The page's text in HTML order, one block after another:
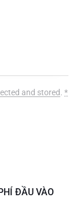
and stored.*
ĐẦU VÀO